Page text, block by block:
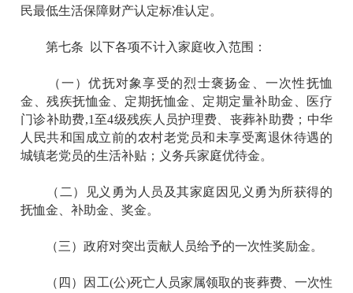
民最低生活保障财产认定标准认定。
第七条 以下各项不计入家庭收入范围：
（一）优抚对象享受的烈士褒扬金、一次性抚恤
金、残疾抚恤金、定期抚恤金、定期定量补助金、医疗
门诊补助费,1至4级残疾人员护理费、丧葬补助费；中华
人民共和国成立前的农村老党员和未享受离退休待遇的
城镇老党员的生活补贴；义务兵家庭优待金。
（二）见义勇为人员及其家庭因见义勇为所获得的
抚恤金、补助金、奖金。
（三）政府对突出贡献人员给予的一次性奖励金。
（四）因工(公)死亡人员家属领取的丧葬费、一次性